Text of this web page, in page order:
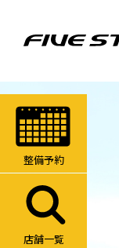
整備予約
店舗一覧